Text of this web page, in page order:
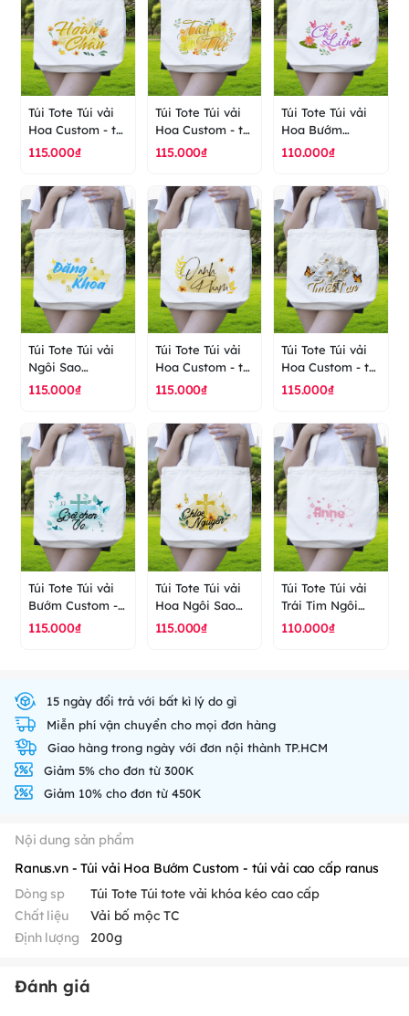
Túi Tote Túi vải
Hoa Custom - túi
vải cao cấp
115.000₫
Túi Tote Túi vải
Hoa Custom - túi
vải cao cấp
115.000₫
Túi Tote Túi vải
Hoa Bướm
Custom - túi vải
110.000₫
Túi Tote Túi vải
Ngôi Sao
Custom - túi vải
115.000₫
Túi Tote Túi vải
Hoa Custom - túi
vải cao cấp
115.000₫
Túi Tote Túi vải
Hoa Custom - túi
vải cao cấp
115.000₫
Túi Tote Túi vải
Bướm Custom -
túi vải cao cấp
115.000₫
Túi Tote Túi vải
Hoa Ngôi Sao
Custom - túi vải
115.000₫
Túi Tote Túi vải
Trái Tim Ngôi
Sao Custom - túi
110.000₫
15 ngày đổi trả với bất kì lý do gì
Miễn phí vận chuyển cho mọi đơn hàng
Giao hàng trong ngày với đơn nội thành TP.HCM
Giảm 5% cho đơn từ 300K
Giảm 10% cho đơn từ 450K
Nội dung sản phẩm
Ranus.vn - Túi vải Hoa Bướm Custom - túi vải cao cấp ranus
Dòng sp
Túi Tote Túi tote vải khóa kéo cao cấp
Chất liệu
Vải bố mộc TC
Định lượng
200g
Đánh giá